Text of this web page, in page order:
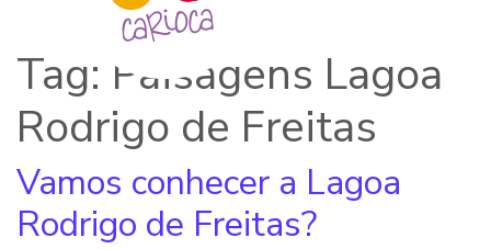
Tag: Paisagens Lagoa
Rodrigo de Freitas
Vamos conhecer a Lagoa
Rodrigo de Freitas?